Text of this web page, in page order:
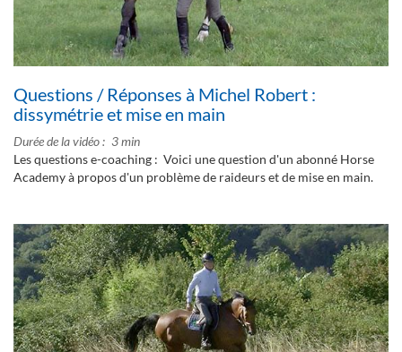
Questions / Réponses à Michel Robert :
dissymétrie et mise en main
Durée de la vidéo
3 min
Les questions e-coaching : Voici une question d'un abonné Horse
Academy à propos d'un problème de raideurs et de mise en main.